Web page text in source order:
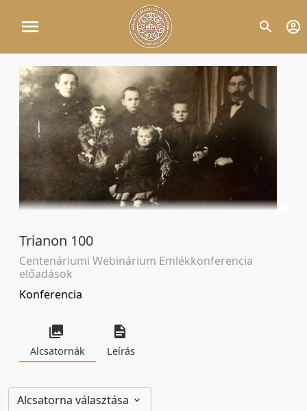
Trianon 100
Centenáriumi Webinárium Emlékkonferencia
előadások
Konferencia
Alcsatornák Leírás
Alcsatorna választása